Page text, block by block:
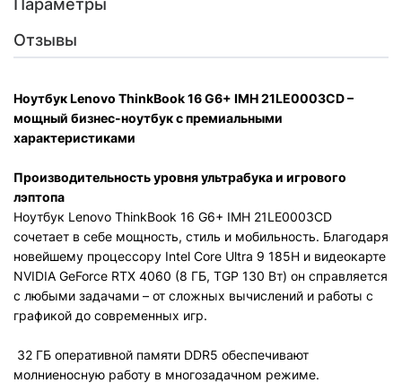
Параметры
Отзывы
Ноутбук Lenovo ThinkBook 16 G6+ IMH 21LE0003CD–
мощный бизнес-ноутбук с премиальными
характеристиками
Производительность уровня ультрабука и игрового
лэптопа
Ноутбук Lenovo ThinkBook 16 G6+ IMH 21LE0003CD
сочетает в себе мощность, стиль и мобильность. Благодаря
новейшему процессору Intel Core Ultra 9 185H и видеокарте
NVIDIA GeForce RTX 4060 (8 ГБ, TGP 130 Вт) он справляется
с любыми задачами – от сложных вычислений и работы с
графикой до современных игр.
32 ГБ оперативной памяти DDR5 обеспечивают
молниеносную работу в многозадачном режиме.